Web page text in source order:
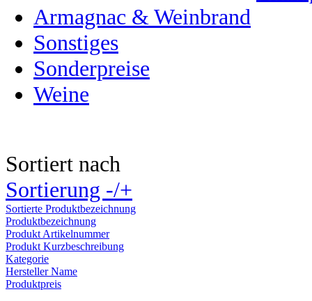
Armagnac & Weinbrand
Sonstiges
Sonderpreise
Weine
Sortiert nach
Sortierung -/+
Sortierte Produktbezeichnung
Produktbezeichnung
Produkt Artikelnummer
Produkt Kurzbeschreibung
Kategorie
Hersteller Name
Produktpreis